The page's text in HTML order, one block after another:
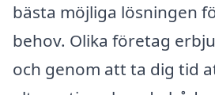
bästa möjliga lösningen
behov. Olika företag
och genom att ta dig tid